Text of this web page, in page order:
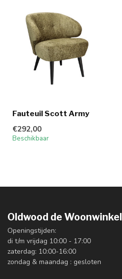
Fauteuil Scott Army
€292,00
Beschikbaar
Oldwood de Woonwinkel
Openingstijden:
di t/m vrijdag 10:00 - 17:00
zaterdag: 10:00-16:00
zondag & maandag : gesloten